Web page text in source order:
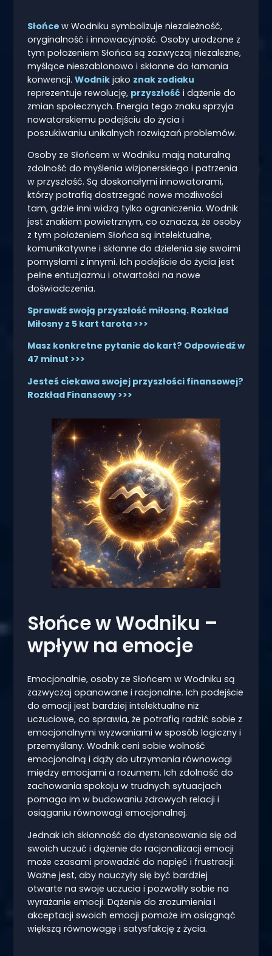
Słońce w Wodniku symbolizuje niezależność,
oryginalność i innowacyjność. Osoby urodzone z
tym położeniem Słońca są zazwyczaj niezależne,
myślące nieszablonowo i skłonne do łamania
konwencji. Wodnikjako znak zodiaku
reprezentuje rewolucję, przyszłość i dążenie do
zmian społecznych. Energia tego znaku sprzyja
nowatorskiemu podejściu do życia i
poszukiwaniu unikalnych rozwiązań problemów.
Osoby ze Słońcem w Wodniku mają naturalną
zdolność do myślenia wizjonerskiego i patrzenia
w przyszłość. Są doskonałymi innowatorami,
którzy potrafią dostrzegać nowe możliwości
tam, gdzie inni widzą tylko ograniczenia. Wodnik
jest znakiem powietrznym, co oznacza, że osoby
z tym położeniem Słońca są intelektualne,
komunikatywne i skłonne do dzielenia się swoimi
pomysłami z innymi. Ich podejście do życia jest
pełne entuzjazmu i otwartości na nowe
doświadczenia.
Sprawdź swoją przyszłość miłosną. Rozkład
Miłosny z 5 kart tarota >>>
Masz konkretne pytanie do kart? Odpowiedź w
47 minut >>>
Jesteś ciekawa swojej przyszłości finansowej?
Rozkład Finansowy >>>
Słońce w Wodniku –
wpływ na emocje
Emocjonalnie, osoby ze Słońcem w Wodniku są
zazwyczaj opanowane i racjonalne. Ich podejście
do emocji jest bardziej intelektualne niż
uczuciowe, co sprawia, że potrafią radzić sobie z
emocjonalnymi wyzwaniami w sposób logiczny i
przemyślany. Wodnik ceni sobie wolność
emocjonalną i dąży do utrzymania równowagi
między emocjami a rozumem. Ich zdolność do
zachowania spokoju w trudnych sytuacjach
pomaga im w budowaniu zdrowych relacji i
osiąganiu równowagi emocjonalnej.
Jednak ich skłonność do dystansowania się od
swoich uczuć i dążenie do racjonalizacji emocji
może czasami prowadzić do napięć i frustracji.
Ważne jest, aby nauczyły się być bardziej
otwarte na swoje uczucia i pozwoliły sobie na
wyrażanie emocji. Dążenie do zrozumienia i
akceptacji swoich emocji pomoże im osiągnąć
większą równowagę i satysfakcję z życia.